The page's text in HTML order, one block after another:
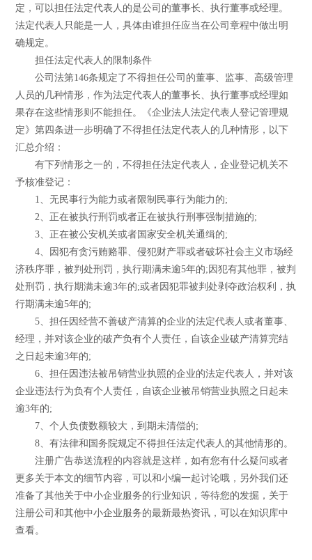
定，可以担任法定代表人的是公司的董事长、执行董事或经理。
法定代表人只能是一人，具体由谁担任应当在公司章程中做出明
确规定。
担任法定代表人的限制条件
公司法第146条规定了不得担任公司的董事、监事、高级管理
人员的几种情形，作为法定代表人的董事长、执行董事或经理如
果存在这些情形则不能担任。《企业法人法定代表人登记管理规
定》第四条进一步明确了不得担任法定代表人的几种情形，以下
汇总介绍：
有下列情形之一的，不得担任法定代表人，企业登记机关不
予核准登记：
1、无民事行为能力或者限制民事行为能力的;
2、正在被执行刑罚或者正在被执行刑事强制措施的;
3、正在被公安机关或者国家安全机关通缉的;
4、因犯有贪污贿赂罪、侵犯财产罪或者破坏社会主义市场经
济秩序罪，被判处刑罚，执行期满未逾5年的;因犯有其他罪，被判
处刑罚，执行期满未逾3年的;或者因犯罪被判处剥夺政治权利，执
行期满未逾5年的;
5、担任因经营不善破产清算的企业的法定代表人或者董事、
经理，并对该企业的破产负有个人责任，自该企业破产清算完结
之日起未逾3年的;
6、担任因违法被吊销营业执照的企业的法定代表人，并对该
企业违法行为负有个人责任，自该企业被吊销营业执照之日起未
逾3年的;
7、个人负债数额较大，到期未清偿的;
8、有法律和国务院规定不得担任法定代表人的其他情形的。
注册广告恭送流程的内容就是这样，如有您有什么疑问或者
更多关于本文的细节内容，可以和小编一起讨论哦，另外我们还
准备了其他关于中小企业服务的行业知识，等待您的发掘，关于
注册公司和其他中小企业服务的最新最热资讯，可以在知识库中
查看。